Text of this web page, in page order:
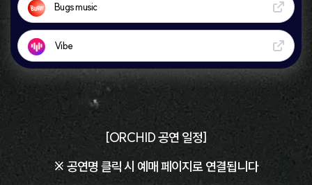
Bugs music
Vibe
[ORCHID 공연 일정]
※ 공연명 클릭 시 예매 페이지로 연결됩니다